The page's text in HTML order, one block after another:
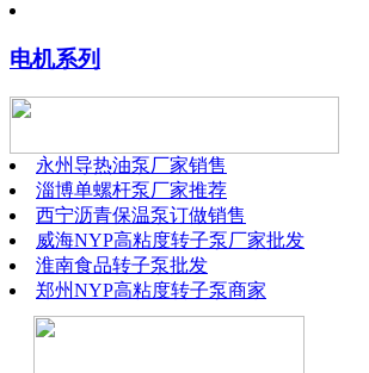
电机系列
永州导热油泵厂家销售
淄博单螺杆泵厂家推荐
西宁沥青保温泵订做销售
威海NYP高粘度转子泵厂家批发
淮南食品转子泵批发
郑州NYP高粘度转子泵商家